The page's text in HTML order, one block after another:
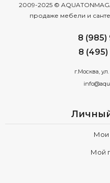
2009-2025 ©
продаже мебели и
8 (985)
8 (495)
г.Москва,
Мои
Мой